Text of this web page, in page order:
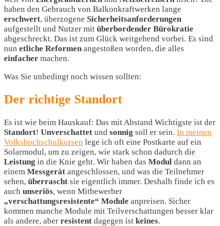
haben den Gebrauch von Balkonkraftwerken lange
erschwert, überzogene Sicherheitsanforderungen
aufgestellt und Nutzer mit überbordender Bürokratie
abgeschreckt. Das ist zum Glück weitgehend vorbei. Es sind
nun etliche Reformen angestoßen worden, die alles
einfacher machen.
Was Sie unbedingt noch wissen sollten:
Der richtige Standort
Es ist wie beim Hauskauf: Das mit Abstand Wichtigste ist der
Standort! Unverschattet und sonnig soll er sein. In meinen
Volkshochschulkursen lege ich oft eine Postkarte auf ein
Solarmodul, um zu zeigen, wie stark schon dadurch die
Leistung in die Knie geht. Wir haben das Modul dann an
einem Messgerät angeschlossen, und was die Teilnehmer
sehen, überrascht sie eigentlich immer. Deshalb finde ich es
auch unseriös, wenn Mitbewerber
„verschattungsresistente“ Module anpreisen. Sicher
kommen manche Module mit Teilverschattungen besser klar
als andere, aber resistent dagegen ist keines.